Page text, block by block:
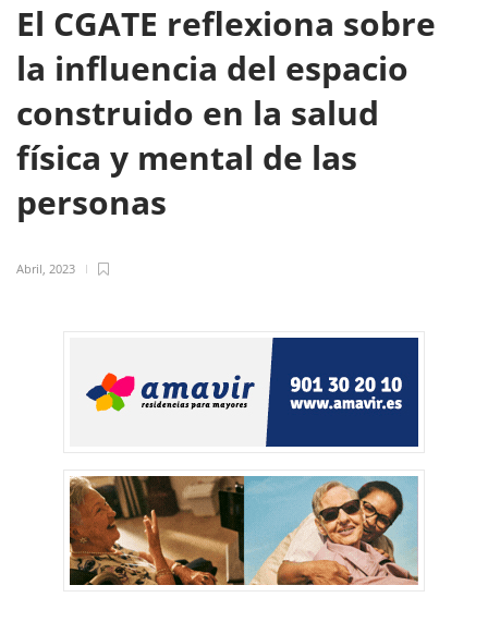
El CGATE reflexiona sobre
la influencia del espacio
construido en la salud
física y mental de las
personas
Abril, 2023